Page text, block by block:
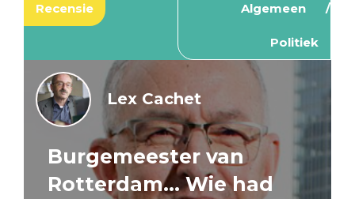
Recensie Algemeen
Politiek
Lex Cachet
Burgemeester van
Rotterdam… Wie had